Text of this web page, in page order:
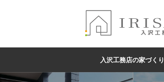
入沢工務店の家づくり